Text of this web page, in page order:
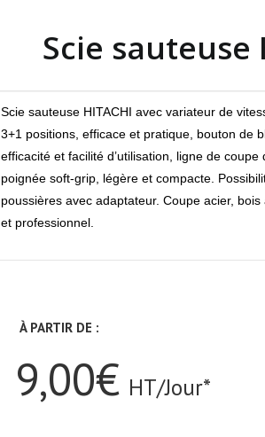
Scie sauteuse
Scie sauteuse HITACHI​ avec variateur de
3+1 positions, efficace et pratique, bouton de
efficacité et facilité d’utilisation, ligne de
poignée soft-grip, légère et compacte.
poussières avec adaptateur. Coupe acier,
et professionnel.
À PARTIR DE :
9,00€ HT/Jour*